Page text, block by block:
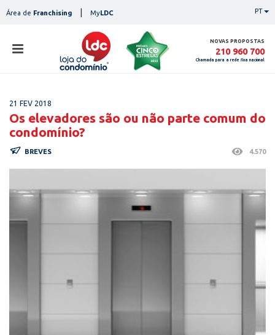
toÁrea de Franchising MyLDC PT
NOVAS PROPOSTAS
210 960 700
Chamada para a rede fixa nacional
notícias
contactos
21 FEV 2018
Os elevadores são ou não parte comum do
condomínio?
BREVES 4.570